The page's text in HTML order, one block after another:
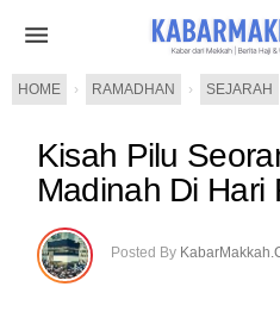
HOME › RAMADHAN › SEJARAH
Kisah Pilu
Madinah Di Hari
Posted By